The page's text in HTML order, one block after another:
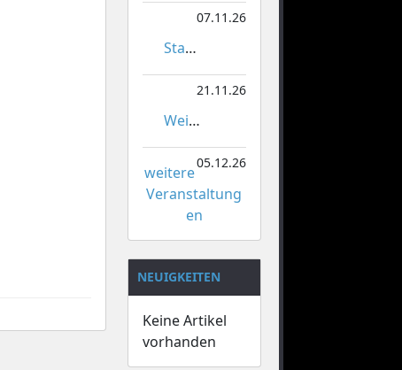
07.11.26
Stadtmeisterschaften im Gardetanz
21.11.26
Weihnachtsmarkt Orsoy
05.12.26
weitere
Veranstaltung
en
NEUIGKEITEN
Keine Artikel
vorhanden